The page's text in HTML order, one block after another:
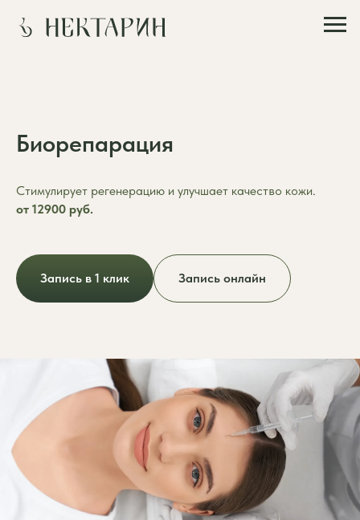
Биорепарация
Стимулирует регенерацию и улучшает качество кожи.
от 12900 руб.
Запись в 1 клик Запись онлайн